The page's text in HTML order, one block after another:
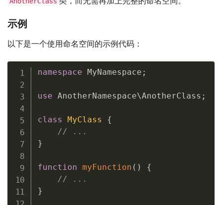
示例
以下是一个使用命名空间的示例代码：
namespace MyNamespace ;
use AnotherNamespace\AnotherClass ;
class MyClass
{
// ...
}
function myFunction ( )
{
// ...
}